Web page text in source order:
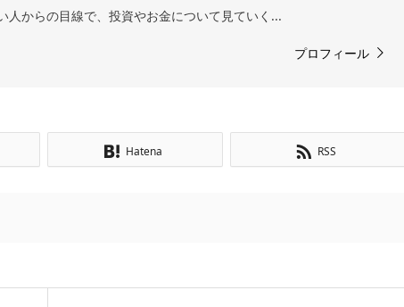
人からの目線で、投資やお金について見ていく...
プロフィール
Hatena RSS